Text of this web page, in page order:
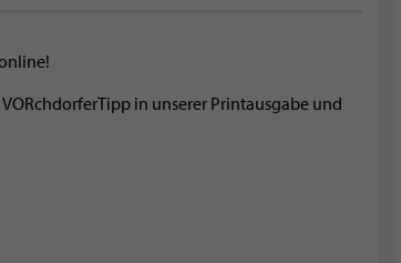
in unserer Printausgabe und